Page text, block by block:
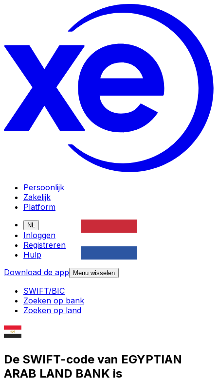
Persoonlijk
Zakelijk
Platform
NL
Inloggen
Registreren
Hulp
Download de app
Menu wisselen
SWIFT/BIC
Zoeken op bank
Zoeken op land
De SWIFT-code van EGYPTIAN
ARAB LAND BANK is